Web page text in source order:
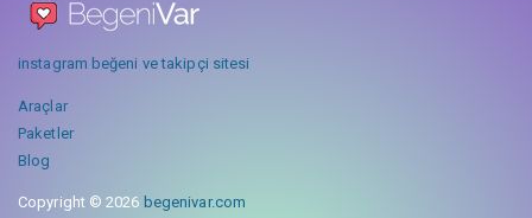
instagram beğeni ve takipçi sitesi
Araçlar
Paketler
Blog
Copyright © 2026 begenivar.com